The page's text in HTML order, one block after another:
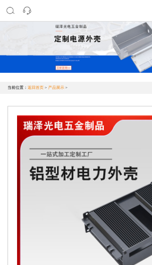
当前位置： 返回首页 > 产品展示 >